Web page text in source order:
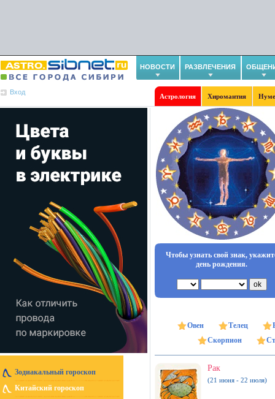
НОВОСТИ РАЗВЛЕЧЕНИЯ
Вход
Астрология Хиромантия
Зодиакальный гороскоп
Китайский гороскоп
Чтобы узнать свой знак,
день рождения.
Овен Телец
Скорпион
Рак
(21 июня - 22 июля)